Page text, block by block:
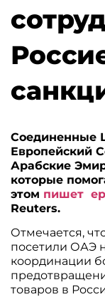
Соединенные
Европейский
Арабские
которые
этом пишет
Reuters.
Отмечается,
посетили ОАЭ
координации
товаров в